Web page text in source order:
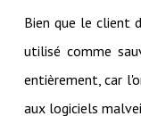
Bien que le client
utilisé comme
entièrement, car
aux logiciels